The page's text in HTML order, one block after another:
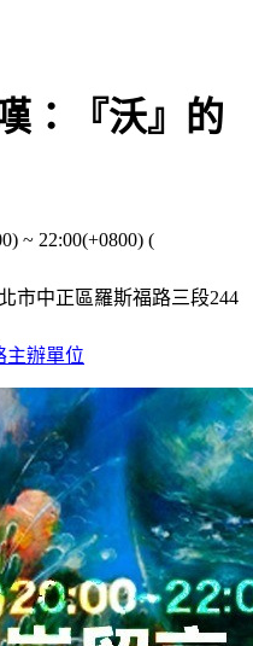
：『沃』的
~ 22:00(+0800) (
市中正區羅斯福路三段244
主辦單位